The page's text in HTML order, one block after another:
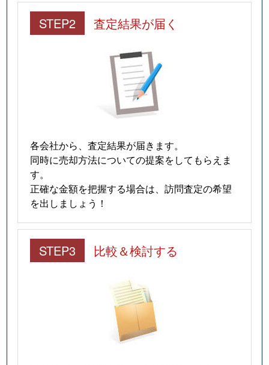
STEP2 査定結果が届く
各会社から、査定結果が届きます。
同時に売却方法についての提案をしてもらえま
す。
正確な金額を把握する場合は、訪問査定の希望
を出しましょう！
STEP3 比較＆検討する